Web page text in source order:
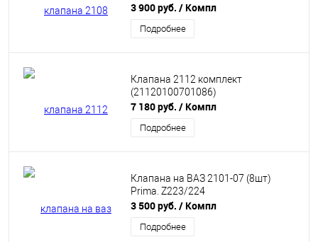
3 900 руб. / Компл
Подробнее
Клапана 2112 комплект
(21120100701086)
7 180 руб. / Компл
Подробнее
Клапана на ВАЗ 2101-07 (8шт)
Prima. Z223/224
3 500 руб. / Компл
Подробнее